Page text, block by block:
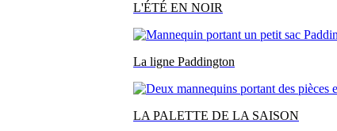
L'ÉTÉ EN NOIR
La ligne Paddington
LA PALETTE DE LA SAISON